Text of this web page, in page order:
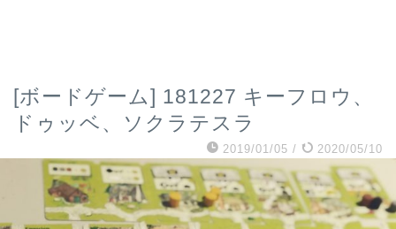
[ボードゲーム] 181227 キーフロウ、
ドゥッベ、ソクラテスラ
2019/01/05 / 2020/05/10